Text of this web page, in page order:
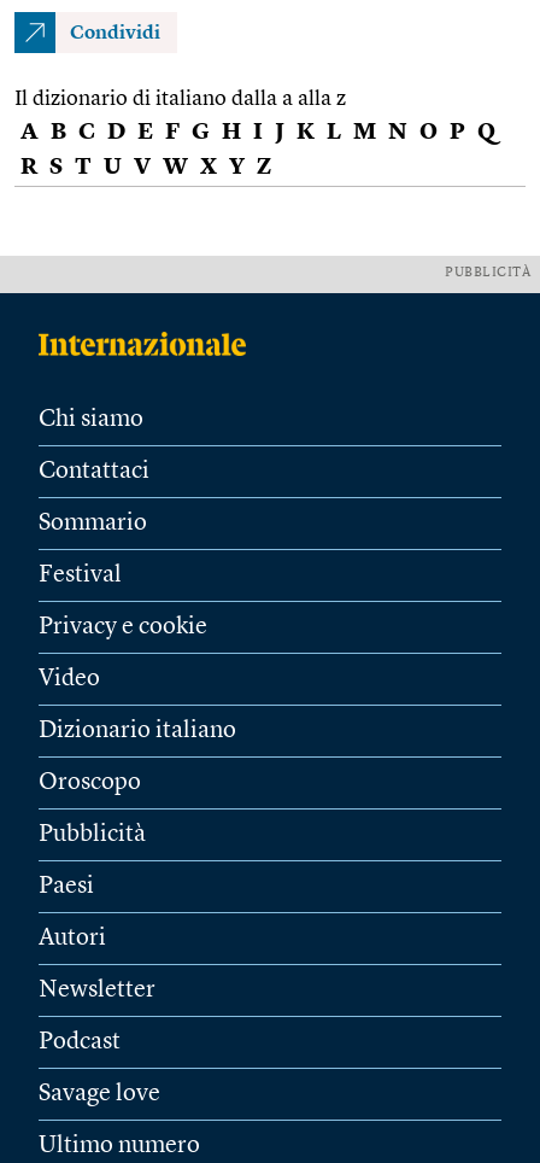
Condividi
Il dizionario di italiano dalla a alla z
A B C D E F G H I J K L M N O P Q
R S T U V W X Y Z
PUBBLICITÀ
Chi siamo
Contattaci
Sommario
Festival
Privacy e cookie
Video
Dizionario italiano
Oroscopo
Pubblicità
Paesi
Autori
Newsletter
Podcast
Savage love
Ultimo numero